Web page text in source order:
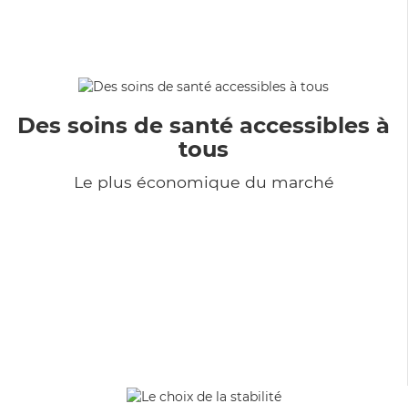
Des soins de santé accessibles à
tous
Le plus économique du marché